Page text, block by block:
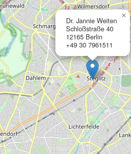
Dr. Jannie Weiten
Schloßstraße 40
12165 Berlin
+49 30 7961511
×